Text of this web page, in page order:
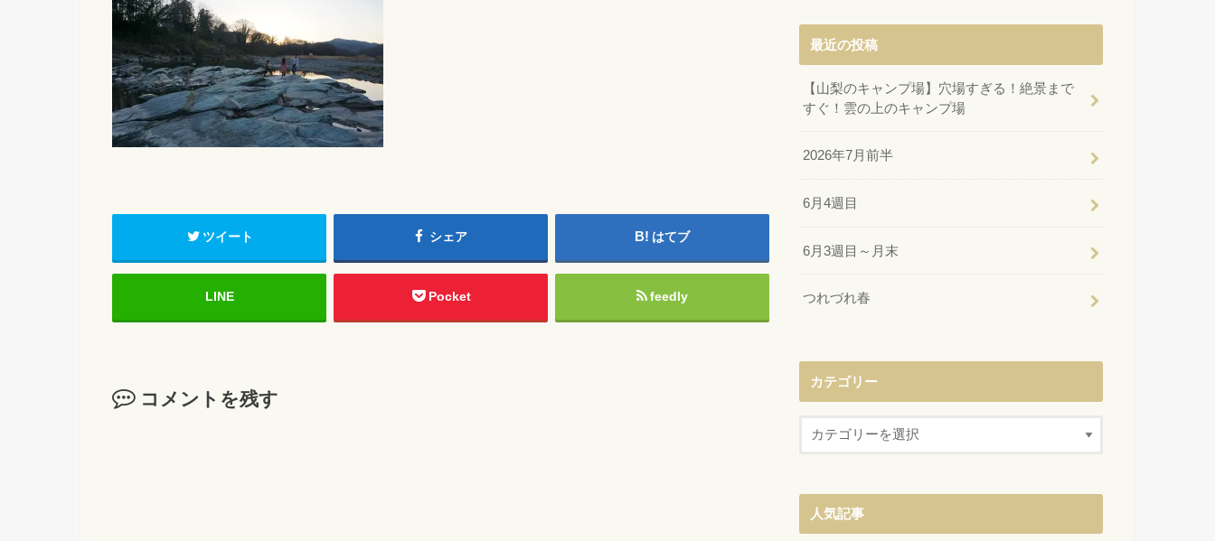
ツイート シェア はてブ
LINE Pocket feedly
コメントを残す
最近の投稿
【山梨のキャンプ場】穴場すぎる！絶景まで
すぐ！雲の上のキャンプ場
2026年7月前半
6月4週目
6月3週目～月末
つれづれ春
カテゴリー
人気記事